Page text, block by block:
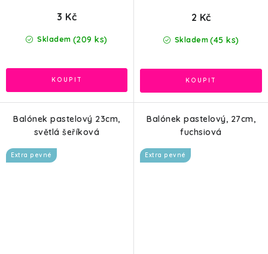
Skladem (209 ks)
3 Kč
Skladem (45 ks)
2 Kč
Balónek pastelový 23cm,
světlá šeříková
Extra pevné
Balónek pastelový, 27cm,
fuchsiová
Extra pevné